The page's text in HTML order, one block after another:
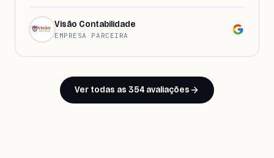
Visão Contabilidade
EMPRESA PARCEIRA
Ver todas as 354 avaliações